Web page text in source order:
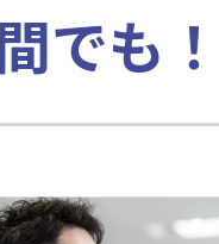
でも！